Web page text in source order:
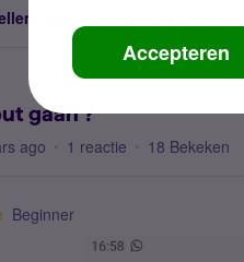
Accepteren
sms'en, netwerk en
gaan ?
ago 1 reactie 18 Bekeken
Beginner